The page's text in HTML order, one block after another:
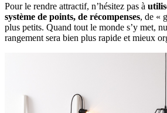
Pour le rendre attractif, n’hésitez pas à
système de points, de récompenses, de «
plus petits. Quand tout le monde s’y met,
rangement sera bien plus rapide et mieux